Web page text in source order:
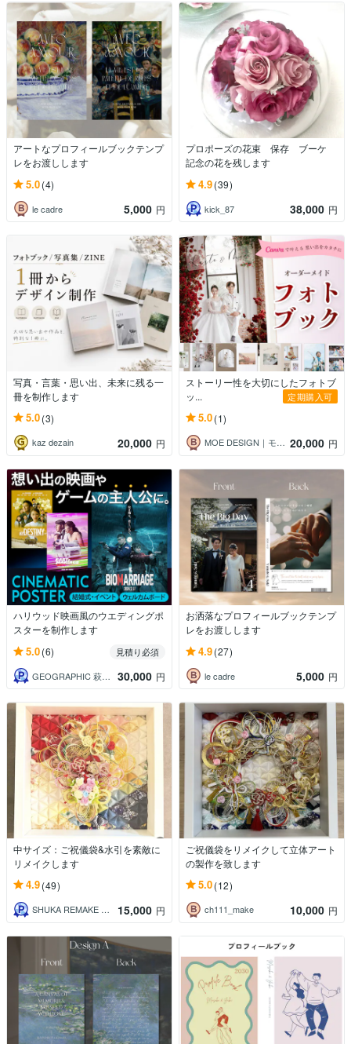
アートなプロフィールブックテンプ
レをお渡しします
5.0(4)
le cadre 5,000 円
プロポーズの花束 保存 ブーケ
記念の花を残します
4.9(39)
kick_87 38,000 円
写真・言葉・思い出、未来に残る一
冊を制作します
5.0(3)
kaz dezain 20,000 円
ストーリー性を大切にしたフォトブ
ッ...
定期購入可
5.0(1)
MOE DESIGN｜モエ デザイン 20,000 円
ハリウッド映画風のウエディングポ
スターを制作します
5.0(6)
見積り必須
GEOGRAPHIC 萩本ジョウジ
30,000 円
お洒落なプロフィールブックテンプ
レをお渡しします
4.9(27)
le cadre 5,000 円
中サイズ：ご祝儀袋&水引を素敵に
リメイクします
4.9(49)
SHUKA REMAKE ご祝儀リメイク 15,000 円
ご祝儀袋をリメイクして立体アート
の製作を致します
5.0(12)
ch111_make 10,000 円